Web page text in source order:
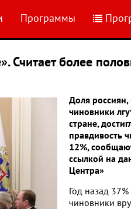
Программы
Считает более
Доля россиян,
чиновники
стране,
правдивость
12%,
ссылкой на
Центра»
Год назад
чиновники